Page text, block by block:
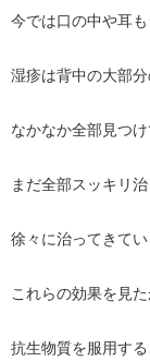
今では口の中や耳
湿疹は背中の大部
なかなか全部見つ
まだ全部スッキリ
徐々に治ってきてい
これらの効果を見
抗生物質を服用する